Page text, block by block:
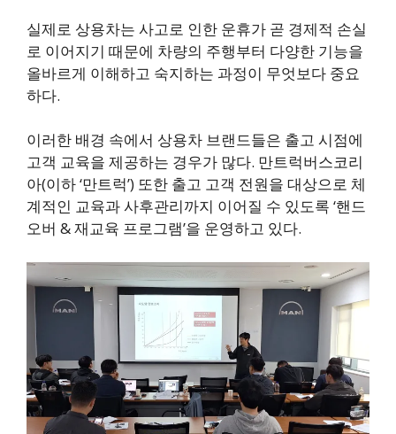
실제로 상용차는 사고로 인한 운휴가 곧 경제적 손실
로 이어지기 때문에 차량의 주행부터 다양한 기능을
올바르게 이해하고 숙지하는 과정이 무엇보다 중요
하다.
이러한 배경 속에서 상용차 브랜드들은 출고 시점에
고객 교육을 제공하는 경우가 많다. 만트럭버스코리
아(이하 ‘만트럭’) 또한 출고 고객 전원을 대상으로 체
계적인 교육과 사후관리까지 이어질 수 있도록 ‘핸드
오버 & 재교육 프로그램’을 운영하고 있다.